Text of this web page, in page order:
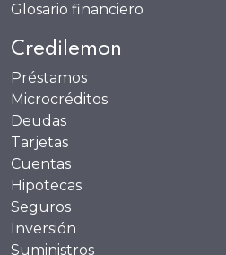
Glosario financiero
Credilemon
Préstamos
Microcréditos
Deudas
Tarjetas
Cuentas
Hipotecas
Seguros
Inversión
Suministros